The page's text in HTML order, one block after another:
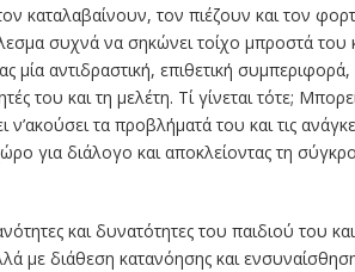
καταλαβαίνουν, τον πιέζουν και τον
συχνά να σηκώνει τοίχο μπροστά του
μία αντιδραστική, επιθετική
του και τη μελέτη. Τί γίνεται τότε;
τα προβλήματά του και τις
για διάλογο και αποκλείοντας τη
και δυνατότητες του παιδιού του
με διάθεση κατανόησης και